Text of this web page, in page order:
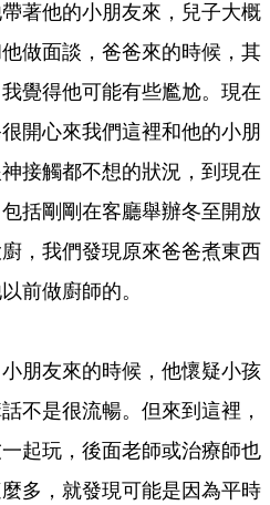
他的小朋友來，兒子大概
做面談，爸爸來的時候，其
覺得他可能有些尷尬。現在
開心來我們這裡和他的小朋
接觸都不想的狀況，到現在
括剛剛在客廳舉辦冬至開放
，我們發現原來爸爸煮東西
前做廚師的。
友來的時候，他懷疑小孩
不是很流暢。但來到這裡，
起玩，後面老師或治療師也
多，就發現可能是因為平時